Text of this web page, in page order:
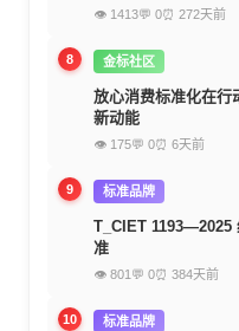
👁 1413💬 0⏰ 272天前
8 金标社区
放心消费标准化在
新动能
👁 175💬 0⏰ 6天前
9 标准品牌
T_CIET 1193—2025
准
👁 801 💬 0⏰ 384天前
10 标准品牌